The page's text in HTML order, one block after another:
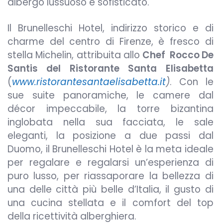
Il Brunelleschi Hotel, indirizzo storico e di
charme del centro di Firenze, è fresco di
stella Michelin, attribuita allo Chef Rocco De
Santis del Ristorante Santa Elisabetta
(www.ristorantesantaelisabetta.it). Con le
sue suite panoramiche, le camere dal
décor impeccabile, la torre bizantina
inglobata nella sua facciata, le sale
eleganti, la posizione a due passi dal
Duomo, il Brunelleschi Hotel è la meta ideale
per regalare e regalarsi un’esperienza di
puro lusso, per riassaporare la bellezza di
una delle città più belle d’Italia, il gusto di
una cucina stellata e il comfort del top
della ricettività alberghiera.